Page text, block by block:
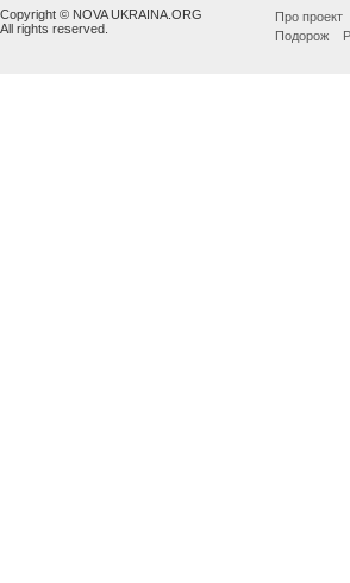
Copyright © NOVA UKRAINA.ORG
All rights reserved.
Про проект
Подорож